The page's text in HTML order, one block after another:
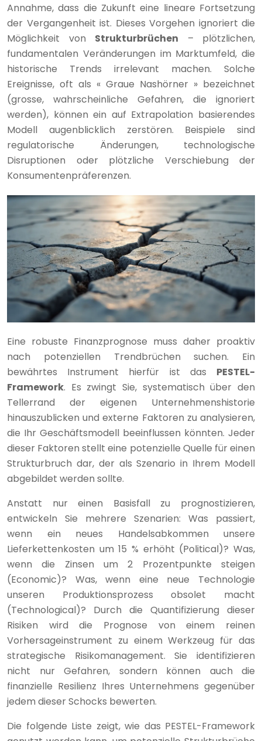
Annahme, dass die Zukunft eine lineare Fortsetzung
der Vergangenheit ist. Dieses Vorgehen ignoriert die
Möglichkeit von Strukturbrüchen – plötzlichen,
fundamentalen Veränderungen im Marktumfeld, die
historische Trends irrelevant machen. Solche
Ereignisse, oft als « Graue Nashörner » bezeichnet
(grosse, wahrscheinliche Gefahren, die ignoriert
werden), können ein auf Extrapolation basierendes
Modell augenblicklich zerstören. Beispiele sind
regulatorische Änderungen, technologische
Disruptionen oder plötzliche Verschiebung der
Konsumentenpräferenzen.
Eine robuste Finanzprognose muss daher proaktiv
nach potenziellen Trendbrüchen suchen. Ein
bewährtes Instrument hierfür ist das PESTEL-
Framework. Es zwingt Sie, systematisch über den
Tellerrand der eigenen Unternehmenshistorie
hinauszublicken und externe Faktoren zu analysieren,
die Ihr Geschäftsmodell beeinflussen könnten. Jeder
dieser Faktoren stellt eine potenzielle Quelle für einen
Strukturbruch dar, der als Szenario in Ihrem Modell
abgebildet werden sollte.
Anstatt nur einen Basisfall zu prognostizieren,
entwickeln Sie mehrere Szenarien: Was passiert,
wenn ein neues Handelsabkommen unsere
Lieferkettenkosten um 15 % erhöht (Political)? Was,
wenn die Zinsen um 2 Prozentpunkte steigen
(Economic)? Was, wenn eine neue Technologie
unseren Produktionsprozess obsolet macht
(Technological)? Durch die Quantifizierung dieser
Risiken wird die Prognose von einem reinen
Vorhersageinstrument zu einem Werkzeug für das
strategische Risikomanagement. Sie identifizieren
nicht nur Gefahren, sondern können auch die
finanzielle Resilienz Ihres Unternehmens gegenüber
jedem dieser Schocks bewerten.
Die folgende Liste zeigt, wie das PESTEL-Framework